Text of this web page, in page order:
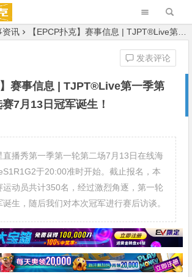
资讯 【EPCP扑克】赛事信息 | TJPT®Live第一季第一轮在线海选赛7月13日冠军诞生！
】赛事信息 | TJPT®Live第一季第
7月13日冠军诞生！
发表评论
播秀第一季第一轮第二场7月13日在线海
于20:00准时开始。截止报名，本
运动员共计350名，经过激烈角逐，第一轮
生，随后我们对本次冠军进行赛后访谈。